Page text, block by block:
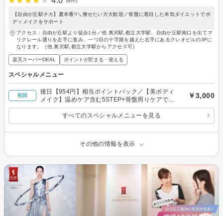
【自由が丘駅チカ】夏本番!!＼痩せたい方大歓迎／骨盤に着目した本気ダイエットでボ
ディメイクをサポート
アクセス：自由が丘駅より徒歩1分／他 奥沢駅,都立大学駅、自由が丘駅南口を出てマ
リクレール通りを左手に進み、一つ目の十字路を越えた右手にあるクレオビルの3Fに
なります。［他 奥沢駅,都立大学駅からアクセス可］
楽天スーパーDEAL ポイントが貯まる・使える
スペシャルメニュー
初回
後日【954円】相当ポイントバック／【美ボディ
メイク】温めケア含む5STEP×骨盤周りケアでス
ッキリ！代謝サポート◎80分￥3000
￥3,000
すべてのスペシャルメニューを見る
その他の情報を表示